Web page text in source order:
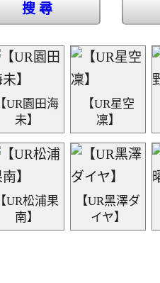
搜 尋
【UR園田海
未】
【UR星空
凜】
【UR松浦果
南】
【UR黑澤ダ
イヤ】